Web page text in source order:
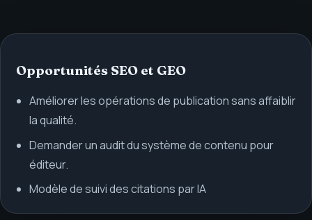
Opportunités SEO et GEO
Améliorer les opérations de publication sans affaiblir
la qualité.
Demander un audit du système de contenu pour
éditeur.
Modèle de suivi des citations par IA